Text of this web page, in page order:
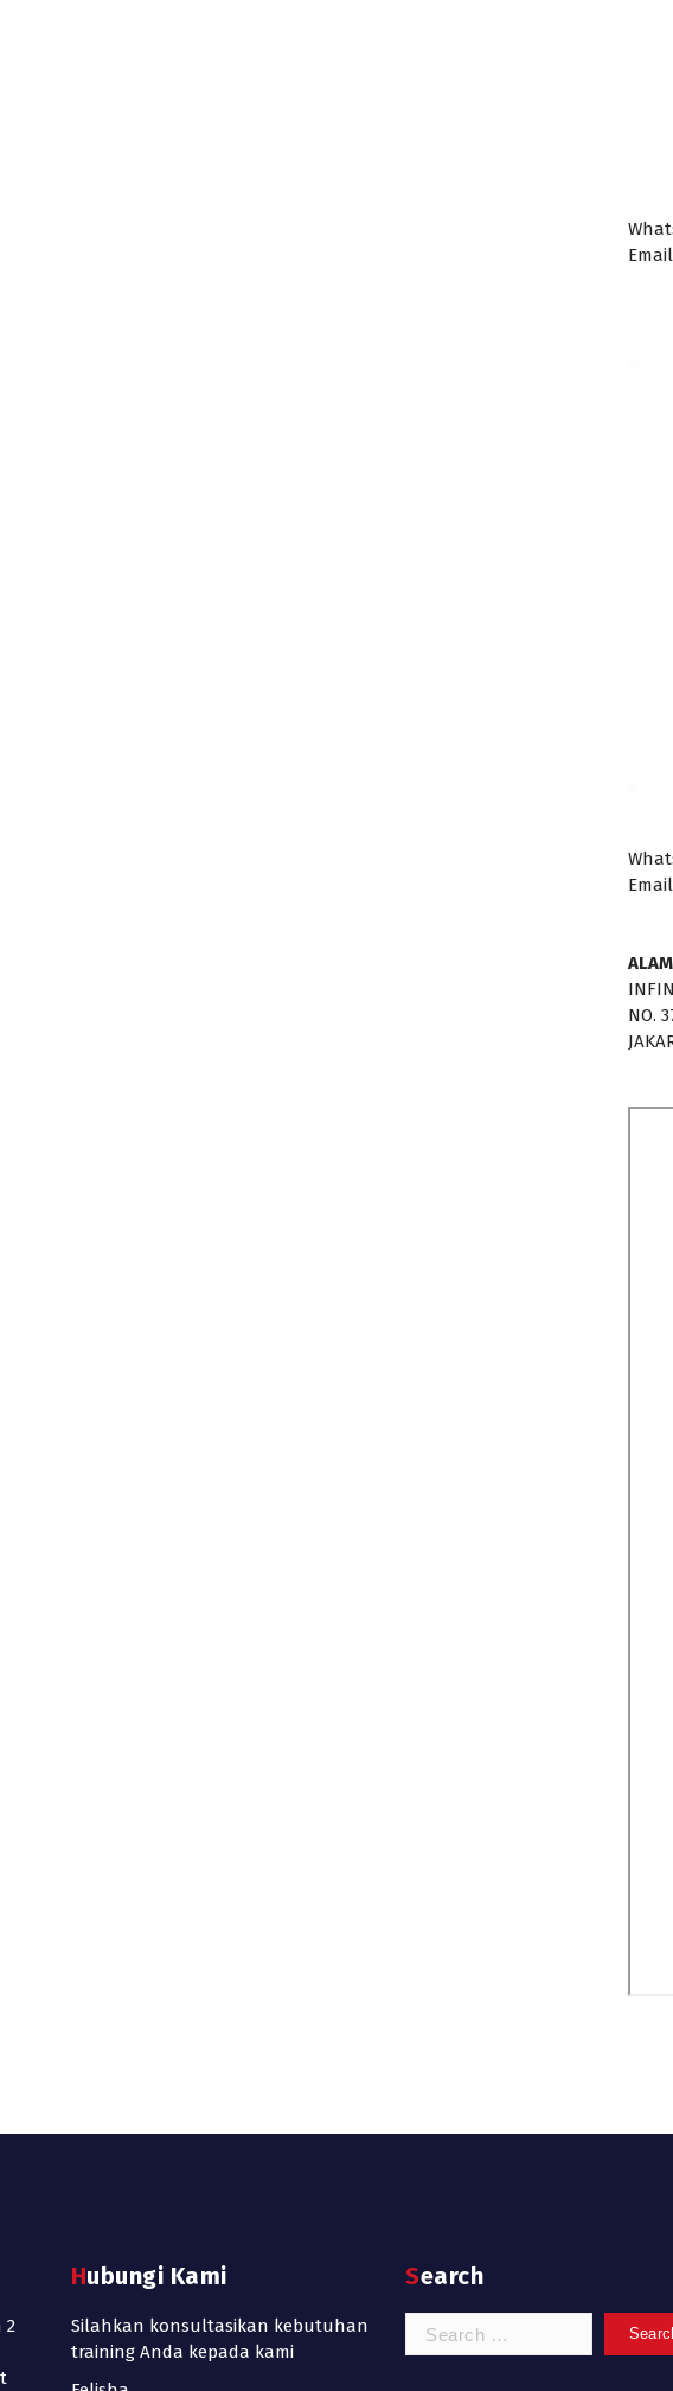
NO.
2
Hubungi Kami
Silahkan konsultasikan kebutuhan
training Anda kepada kami
Search
Search
for: